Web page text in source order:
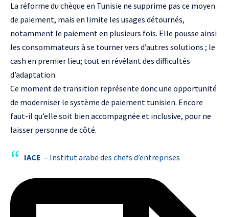
La réforme du chèque en Tunisie ne supprime pas ce moyen
de paiement, mais en limite les usages détournés,
notamment le paiement en plusieurs fois. Elle pousse ainsi
les consommateurs à se tourner vers d’autres solutions ; le
cash en premier lieu; tout en révélant des difficultés
d’adaptation.
Ce moment de transition représente donc une opportunité
de moderniser le système de paiement tunisien. Encore
faut-il qu’elle soit bien accompagnée et inclusive, pour ne
laisser personne de côté.
IACE – Institut arabe des chefs d’entreprises